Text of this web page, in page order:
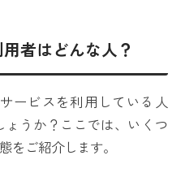
者はどんな人？
ービスを利用している人
うか？ここでは、いくつ
をご紹介します。